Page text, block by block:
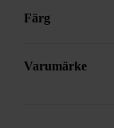
Färg
Varumärke